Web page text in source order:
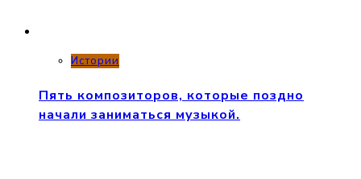
Истории
Пять композиторов, которые поздно
начали заниматься музыкой.